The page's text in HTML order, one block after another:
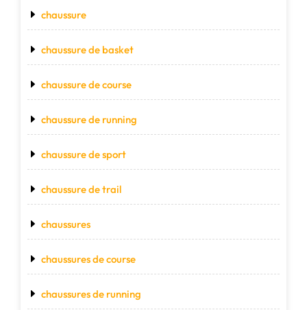
chaussure
chaussure de basket
chaussure de course
chaussure de running
chaussure de sport
chaussure de trail
chaussures
chaussures de course
chaussures de running